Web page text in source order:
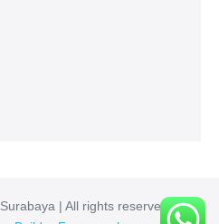
| All rights reserved